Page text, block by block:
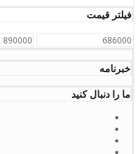
فیلتر قیمت
حداقل
حداکثر
خبرنامه
ما را دنبال کنید